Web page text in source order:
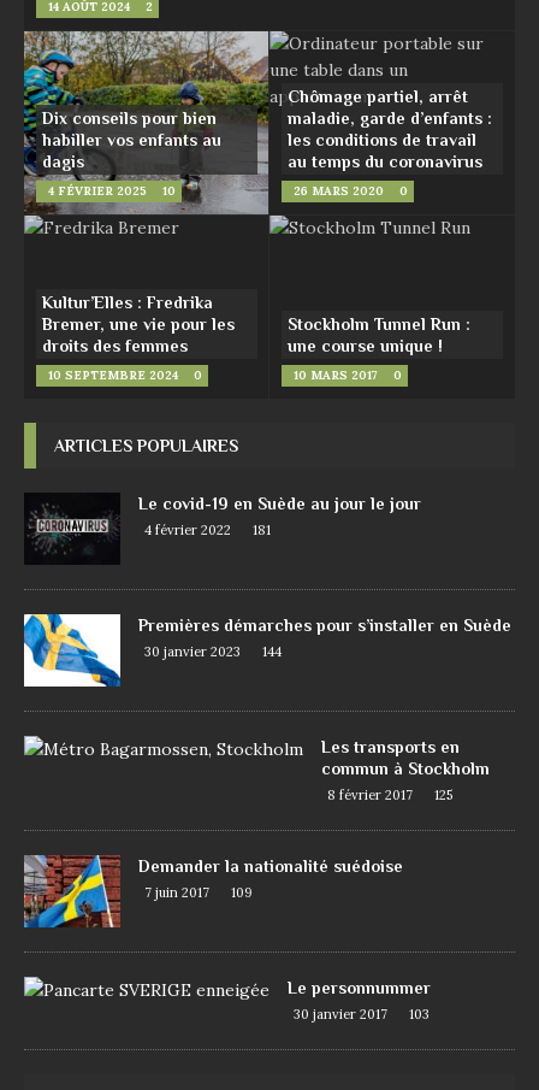
14 AOÛT 2024 2
Dix conseils pour bien
habiller vos enfants au
dagis
4 FÉVRIER 2025 10
Chômage partiel, arrêt
maladie, garde d’enfants :
les conditions de travail
au temps du coronavirus
26 MARS 2020 0
Kultur’Elles : Fredrika
Bremer, une vie pour les
droits des femmes
10 SEPTEMBRE 2024 0
Stockholm Tunnel Run :
une course unique !
10 MARS 2017 0
ARTICLES POPULAIRES
Le covid-19 en Suède au jour le jour
4 février 2022 181
Premières démarches pour s’installer en Suède
30 janvier 2023 144
Les transports en
commun à Stockholm
8 février 2017 125
Demander la nationalité suédoise
7 juin 2017 109
Le personnummer
30 janvier 2017 103